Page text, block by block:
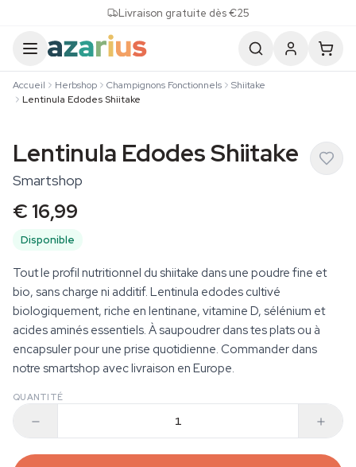
Livraison gratuite dès €25
Accueil Herbshop Champignons Fonctionnels
Shiitake
Lentinula Edodes Shiitake
Lentinula Edodes Shiitake
Smartshop
€ 16,99
Disponible
Tout le profil nutritionnel du shiitake dans une poudre fine et
bio, sans charge ni additif. Lentinula edodes cultivé
biologiquement, riche en lentinane, vitamine D, sélénium et
acides aminés essentiels. À saupoudrer dans tes plats ou à
encapsuler pour une prise quotidienne. Commander dans
notre smartshop avec livraison en Europe.
QUANTITÉ